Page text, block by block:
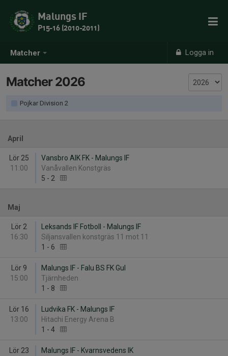
Matcher Logga in
Malungs IF
P15-16 (2010-2011)
Matcher 2026
Pojkar Division 2
April
Lör 25
11:00
Vansbro AIK FK - Malungs IF
Vanåvallen Konstgräs
5 - 2
Maj
Lör 2
16:30
Leksands IF Fotboll - Malungs IF
Siljansvallen konstgräs 11 mot 11
1 - 6
Lör 9
15:00
Malungs IF - Falu BS FK Gul
Tjärnheden
1 - 8
Lör 16
13:00
Ludvika FK - Malungs IF
Hitachi Energy Arena B
1 - 4
Lör 23
Malungs IF - Kvarnsvedens IK